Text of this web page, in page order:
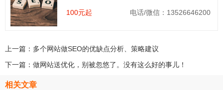
100元起 电话/微信：13526646200
上一篇： 多个网站做SEO的优缺点分析、策略建议
下一篇： 做网站送优化，别被忽悠了。没有这么好的事儿！
相关文章